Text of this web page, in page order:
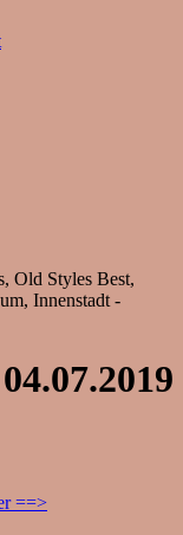
Old Styles Best,
Innenstadt -
==>